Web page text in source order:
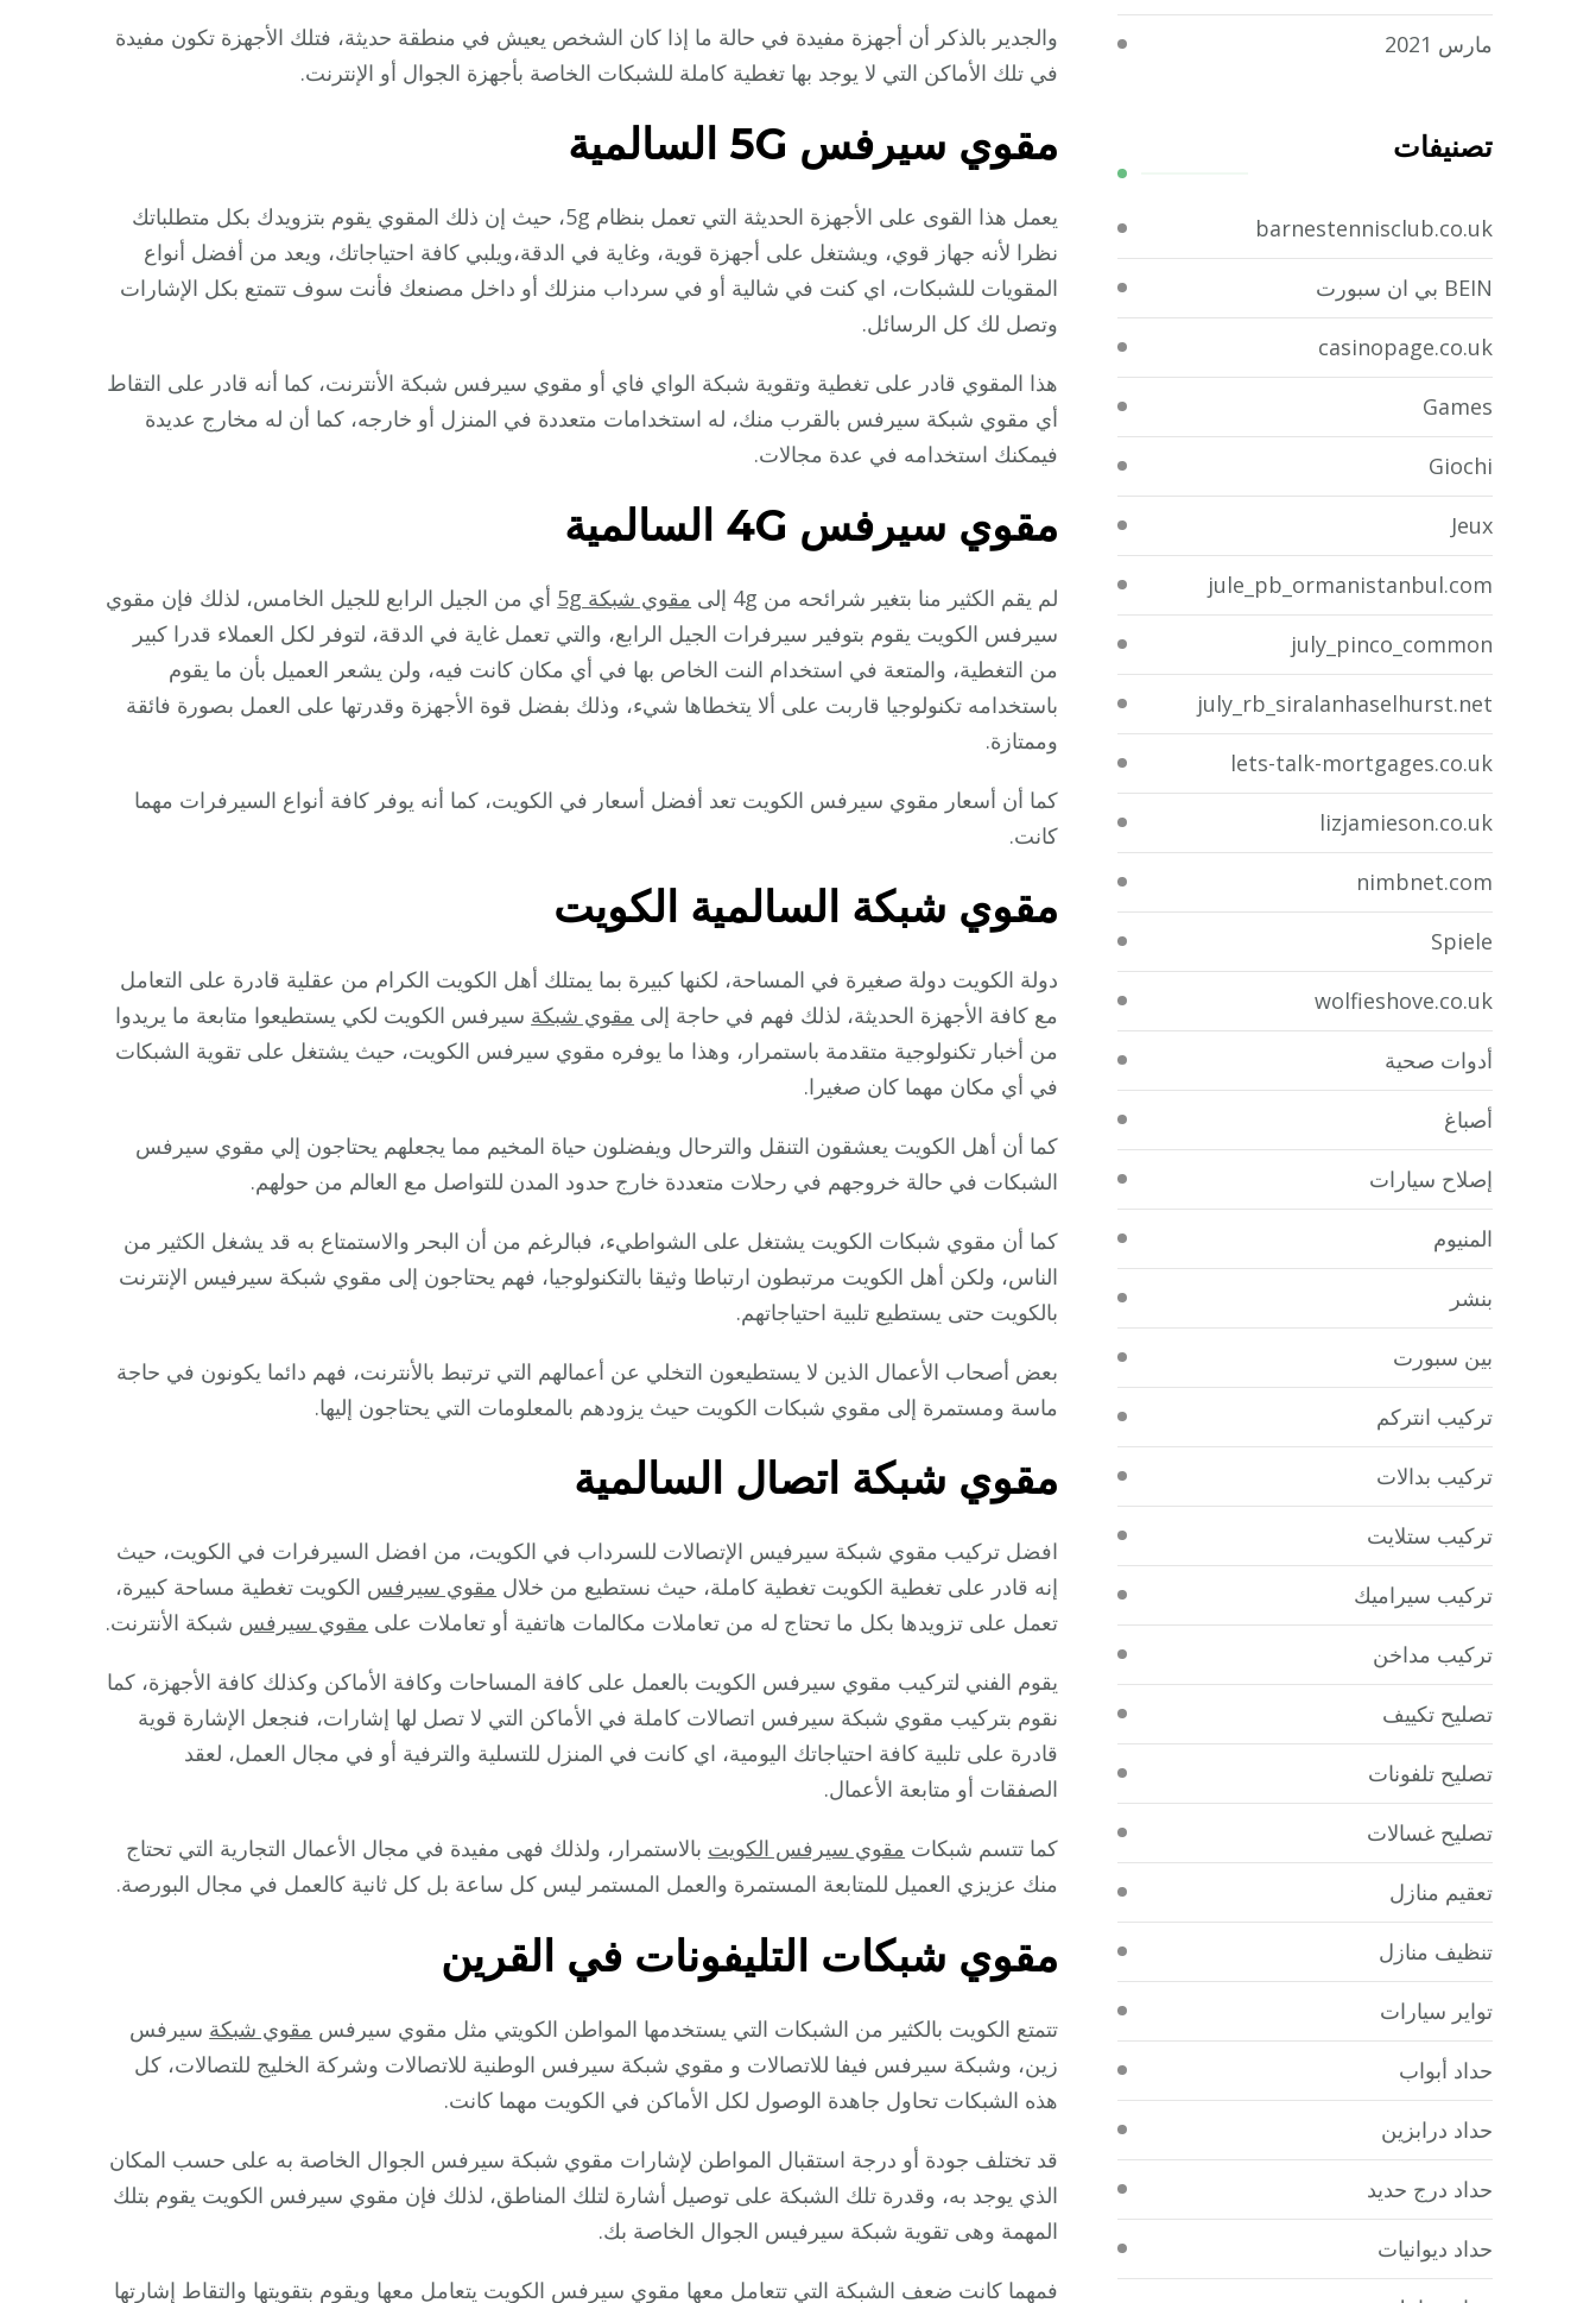
والجدير بالذكر أن أجهزة مفيدة في حالة ما إذا كان الشخص يعيش في منطقة حديثة، فتلك الأجهزة تكون مفيدة
في تلك الأماكن التي لا يوجد بها تغطية كاملة للشبكات الخاصة بأجهزة الجوال أو الإنترنت.
مقوي سيرفس 5G السالمية
يعمل هذا القوى على الأجهزة الحديثة التي تعمل بنظام 5g، حيث إن ذلك المقوي يقوم بتزويدك بكل متطلباتك
نظرا لأنه جهاز قوي، ويشتغل على أجهزة قوية، وغاية في الدقة،ويلبي كافة احتياجاتك، ويعد من أفضل أنواع
المقويات للشبكات، اي كنت في شالية أو في سرداب منزلك أو داخل مصنعك فأنت سوف تتمتع بكل الإشارات
وتصل لك كل الرسائل.
هذا المقوي قادر على تغطية وتقوية شبكة الواي فاي أو مقوي سيرفس شبكة الأنترنت، كما أنه قادر على التقاط
أي مقوي شبكة سيرفس بالقرب منك، له استخدامات متعددة في المنزل أو خارجه، كما أن له مخارج عديدة
فيمكنك استخدامه في عدة مجالات.
مقوي سيرفس 4G السالمية
لم يقم الكثير منا بتغير شرائحه من 4g إلى مقوي شبكة 5g
أي من الجيل الرابع للجيل الخامس، لذلك فإن مقوي
سيرفس الكويت يقوم بتوفير سيرفرات الجيل الرابع، والتي تعمل غاية في الدقة، لتوفر لكل العملاء قدرا كبير
من التغطية، والمتعة في استخدام النت الخاص بها في أي مكان كانت فيه، ولن يشعر العميل بأن ما يقوم
باستخدامه تكنولوجيا قاربت على ألا يتخطاها شيء، وذلك بفضل قوة الأجهزة وقدرتها على العمل بصورة فائقة
وممتازة.
كما أن أسعار مقوي سيرفس الكويت تعد أفضل أسعار في الكويت، كما أنه يوفر كافة أنواع السيرفرات مهما
كانت.
مقوي شبكة السالمية الكويت
دولة الكويت دولة صغيرة في المساحة، لكنها كبيرة بما يمتلك أهل الكويت الكرام من عقلية قادرة على التعامل
مع كافة الأجهزة الحديثة، لذلك فهم في حاجة إلى مقوي شبكة سيرفس الكويت لكي يستطيعوا متابعة ما يريدوا
من أخبار تكنولوجية متقدمة باستمرار، وهذا ما يوفره مقوي سيرفس الكويت، حيث يشتغل على تقوية الشبكات
في أي مكان مهما كان صغيرا.
كما أن أهل الكويت يعشقون التنقل والترحال ويفضلون حياة المخيم مما يجعلهم يحتاجون إلي مقوي سيرفس
الشبكات في حالة خروجهم في رحلات متعددة خارج حدود المدن للتواصل مع العالم من حولهم.
كما أن مقوي شبكات الكويت يشتغل على الشواطيء، فبالرغم من أن البحر والاستمتاع به قد يشغل الكثير من
الناس، ولكن أهل الكويت مرتبطون ارتباطا وثيقا بالتكنولوجيا، فهم يحتاجون إلى مقوي شبكة سيرفيس الإنترنت
بالكويت حتى يستطيع تلبية احتياجاتهم.
بعض أصحاب الأعمال الذين لا يستطيعون التخلي عن أعمالهم التي ترتبط بالأنترنت، فهم دائما يكونون في حاجة
ماسة ومستمرة إلى مقوي شبكات الكويت حيث يزودهم بالمعلومات التي يحتاجون إليها.
مقوي شبكة اتصال السالمية
افضل تركيب مقوي شبكة سيرفيس الإتصالات للسرداب في الكويت، من افضل السيرفرات في الكويت، حيث
إنه قادر على تغطية الكويت تغطية كاملة، حيث نستطيع من خلال مقوي سيرفس الكويت تغطية مساحة كبيرة،
تعمل على تزويدها بكل ما تحتاج له من تعاملات مكالمات هاتفية أو تعاملات على مقوي سيرفس شبكة الأنترنت.
يقوم الفني لتركيب مقوي سيرفس الكويت بالعمل على كافة المساحات وكافة الأماكن وكذلك كافة الأجهزة، كما
نقوم بتركيب مقوي شبكة سيرفس اتصالات كاملة في الأماكن التي لا تصل لها إشارات، فنجعل الإشارة قوية
قادرة على تلبية كافة احتياجاتك اليومية، اي كانت في المنزل للتسلية والترفية أو في مجال العمل، لعقد
الصفقات أو متابعة الأعمال.
كما تتسم شبكات مقوي سيرفس الكويت بالاستمرار، ولذلك فهى مفيدة في مجال الأعمال التجارية التي تحتاج
منك عزيزي العميل للمتابعة المستمرة والعمل المستمر ليس كل ساعة بل كل ثانية كالعمل في مجال البورصة.
مقوي شبكات التليفونات في القرين
تتمتع الكويت بالكثير من الشبكات التي يستخدمها المواطن الكويتي مثل مقوي سيرفس مقوي شبكة سيرفس
زين، وشبكة سيرفس فيفا للاتصالات و مقوي شبكة سيرفس الوطنية للاتصالات وشركة الخليج للتصالات، كل
هذه الشبكات تحاول جاهدة الوصول لكل الأماكن في الكويت مهما كانت.
قد تختلف جودة أو درجة استقبال المواطن لإشارات مقوي شبكة سيرفس الجوال الخاصة به على حسب المكان
الذي يوجد به، وقدرة تلك الشبكة على توصيل أشارة لتلك المناطق، لذلك فإن مقوي سيرفس الكويت يقوم بتلك
المهمة وهى تقوية شبكة سيرفيس الجوال الخاصة بك.
فمهما كانت ضعف الشبكة التي تتعامل معها مقوي سيرفس الكويت يتعامل معها ويقوم بتقويتها والتقاط إشارتها
مارس 2021
تصنيفات
barnestennisclub.co.uk
BEIN بي ان سبورت
casinopage.co.uk
Games
Giochi
Jeux
jule_pb_ormanistanbul.com
july_pinco_common
july_rb_siralanhaselhurst.net
lets-talk-mortgages.co.uk
lizjamieson.co.uk
nimbnet.com
Spiele
wolfieshove.co.uk
أدوات صحية
أصباغ
إصلاح سيارات
المنيوم
بنشر
بين سبورت
تركيب انتركم
تركيب بدالات
تركيب ستلايت
تركيب سيراميك
تركيب مداخن
تصليح تكييف
تصليح تلفونات
تصليح غسالات
تعقيم منازل
تنظيف منازل
تواير سيارات
حداد أبواب
حداد درابزين
حداد درج حديد
حداد ديوانيات